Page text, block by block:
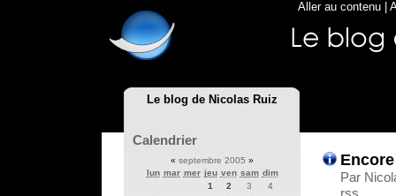
Le blog de Nicolas Ruiz
Aller au contenu
Par
rss
Calendrier
« septembre 2005 »
lun mar mer jeu ven sam dim
1
2 3
4